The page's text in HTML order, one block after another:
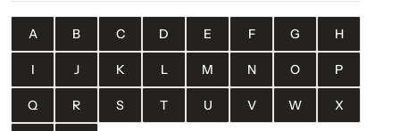
A B C D E F G H
I J K L M N O P
Q R S T U V W X